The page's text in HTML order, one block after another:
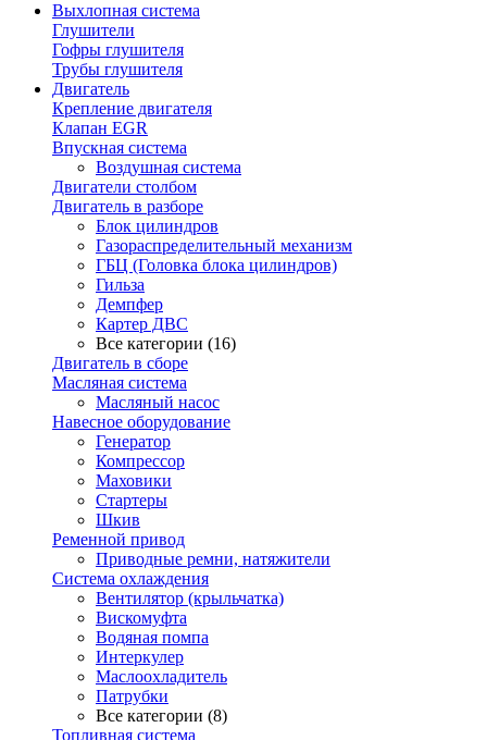
Выхлопная система
Глушители
Гофры глушителя
Трубы глушителя
Двигатель
Крепление двигателя
Клапан EGR
Впускная система
Воздушная система
Двигатели столбом
Двигатель в разборе
Блок цилиндров
Газораспределительный механизм
ГБЦ (Головка блока цилиндров)
Гильза
Демпфер
Картер ДВС
Все категории (16)
Двигатель в сборе
Масляная система
Масляный насос
Навесное оборудование
Генератор
Компрессор
Маховики
Стартеры
Шкив
Ременной привод
Приводные ремни, натяжители
Система охлаждения
Вентилятор (крыльчатка)
Вискомуфта
Водяная помпа
Интеркулер
Маслоохладитель
Патрубки
Все категории (8)
Топливная система